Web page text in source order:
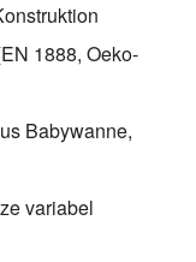
1888, Oeko-
Babywanne,
variabel